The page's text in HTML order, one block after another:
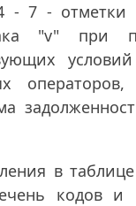
- 7 - отметки
"v" при
в
кодов и